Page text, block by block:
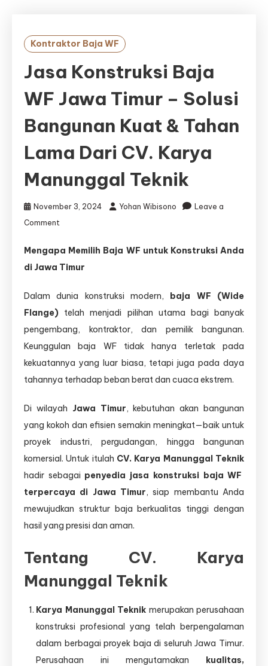
Kontraktor Baja WF
Jasa Konstruksi Baja
WF Jawa Timur – Solusi
Bangunan Kuat & Tahan
Lama Dari CV. Karya
Manunggal Teknik
November 3, 2024 Yohan Wibisono
Leave a
Comment
Konstruksi
WF
Timur
Bangunan
Kuat
Tahan
Lama
CV.
Karya
Teknik
Mengapa Memilih Baja WF untuk Konstruksi Anda
di Jawa Timur
Dalam dunia konstruksi modern, baja WF (Wide
Flange) telah menjadi pilihan utama bagi banyak
pengembang, kontraktor, dan pemilik bangunan.
Keunggulan baja WF tidak hanya terletak pada
kekuatannya yang luar biasa, tetapi juga pada daya
tahannya terhadap beban berat dan cuaca ekstrem.
Di wilayah Jawa Timur, kebutuhan akan bangunan
yang kokoh dan efisien semakin meningkat—baik untuk
proyek industri, pergudangan, hingga bangunan
komersial. Untuk itulah CV. Karya Manunggal Teknik
hadir sebagai penyedia jasa konstruksi baja WF
terpercaya di Jawa Timur, siap membantu Anda
mewujudkan struktur baja berkualitas tinggi dengan
hasil yang presisi dan aman.
Tentang CV. Karya
Manunggal Teknik
Karya Manunggal Teknik merupakan perusahaan
konstruksi profesional yang telah berpengalaman
dalam berbagai proyek baja di seluruh Jawa Timur.
Perusahaan ini mengutamakan kualitas,